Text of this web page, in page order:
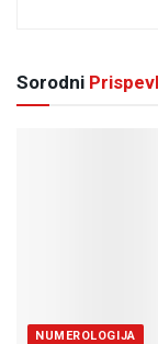
Sorodni
NUMEROLOGIJA